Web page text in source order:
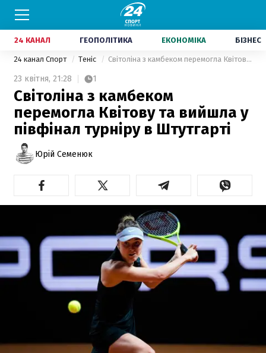
24 КАНАЛ ГЕОПОЛІТИКА ЕКОНОМІКА БІЗНЕС
24 канал Спорт Теніс Світоліна з камбеком перемогла Квітову та вийшла у півфінал турніру в Штутгарті
23 квітня, 21:28 1
Світоліна з камбеком
перемогла Квітову та вийшла у
півфінал турніру в Штутгарті
Юрій Семенюк